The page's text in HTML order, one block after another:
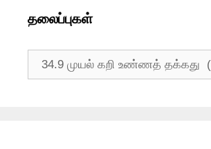
தலைப்புகள்
தலைப்புகள்